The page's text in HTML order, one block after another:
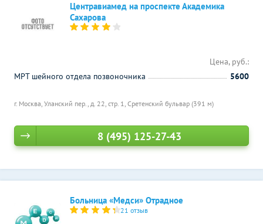
Центравиамед на проспекте Академика
Сахарова
г. Москва, Уланский пер., д. 22, стр. 1, Сретенский бульвар (391 м)
Цена, руб.:
МРТ шейного отдела позвоночника
5600
8 (495) 125-27-43
Больница «Медси» Отрадное
21 отзыв